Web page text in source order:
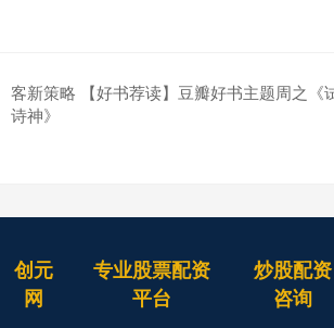
客新策略 【好书荐读】豆瓣好书主题周之《
诗神》
创元
网
专业股票配资
平台
炒股配资
咨询